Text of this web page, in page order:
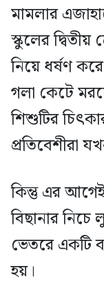
মামলার
স্কুলের দ্বিতীয়
নিয়ে ধর্ষণ
গলা কেটে
শিশুটির
প্রতিবেশীরা
কিন্তু এর
বিছানার
ভেতরে একটি
হয়।